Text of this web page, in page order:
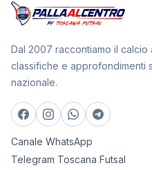
Dal 2007 raccontiamo il calcio
classifiche e approfondimenti
nazionale.
Canale WhatsApp
Telegram Toscana Futsal